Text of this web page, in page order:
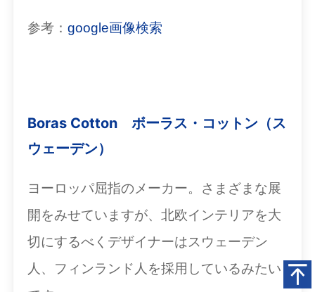
参考： google画像検索
Boras Cotton ボーラス・コットン（ス
ウェーデン）
ヨーロッパ屈指のメーカー。さまざまな展
開をみせていますが、北欧インテリアを大
切にするべくデザイナーはスウェーデン
人、フィンランド人を採用しているみたい